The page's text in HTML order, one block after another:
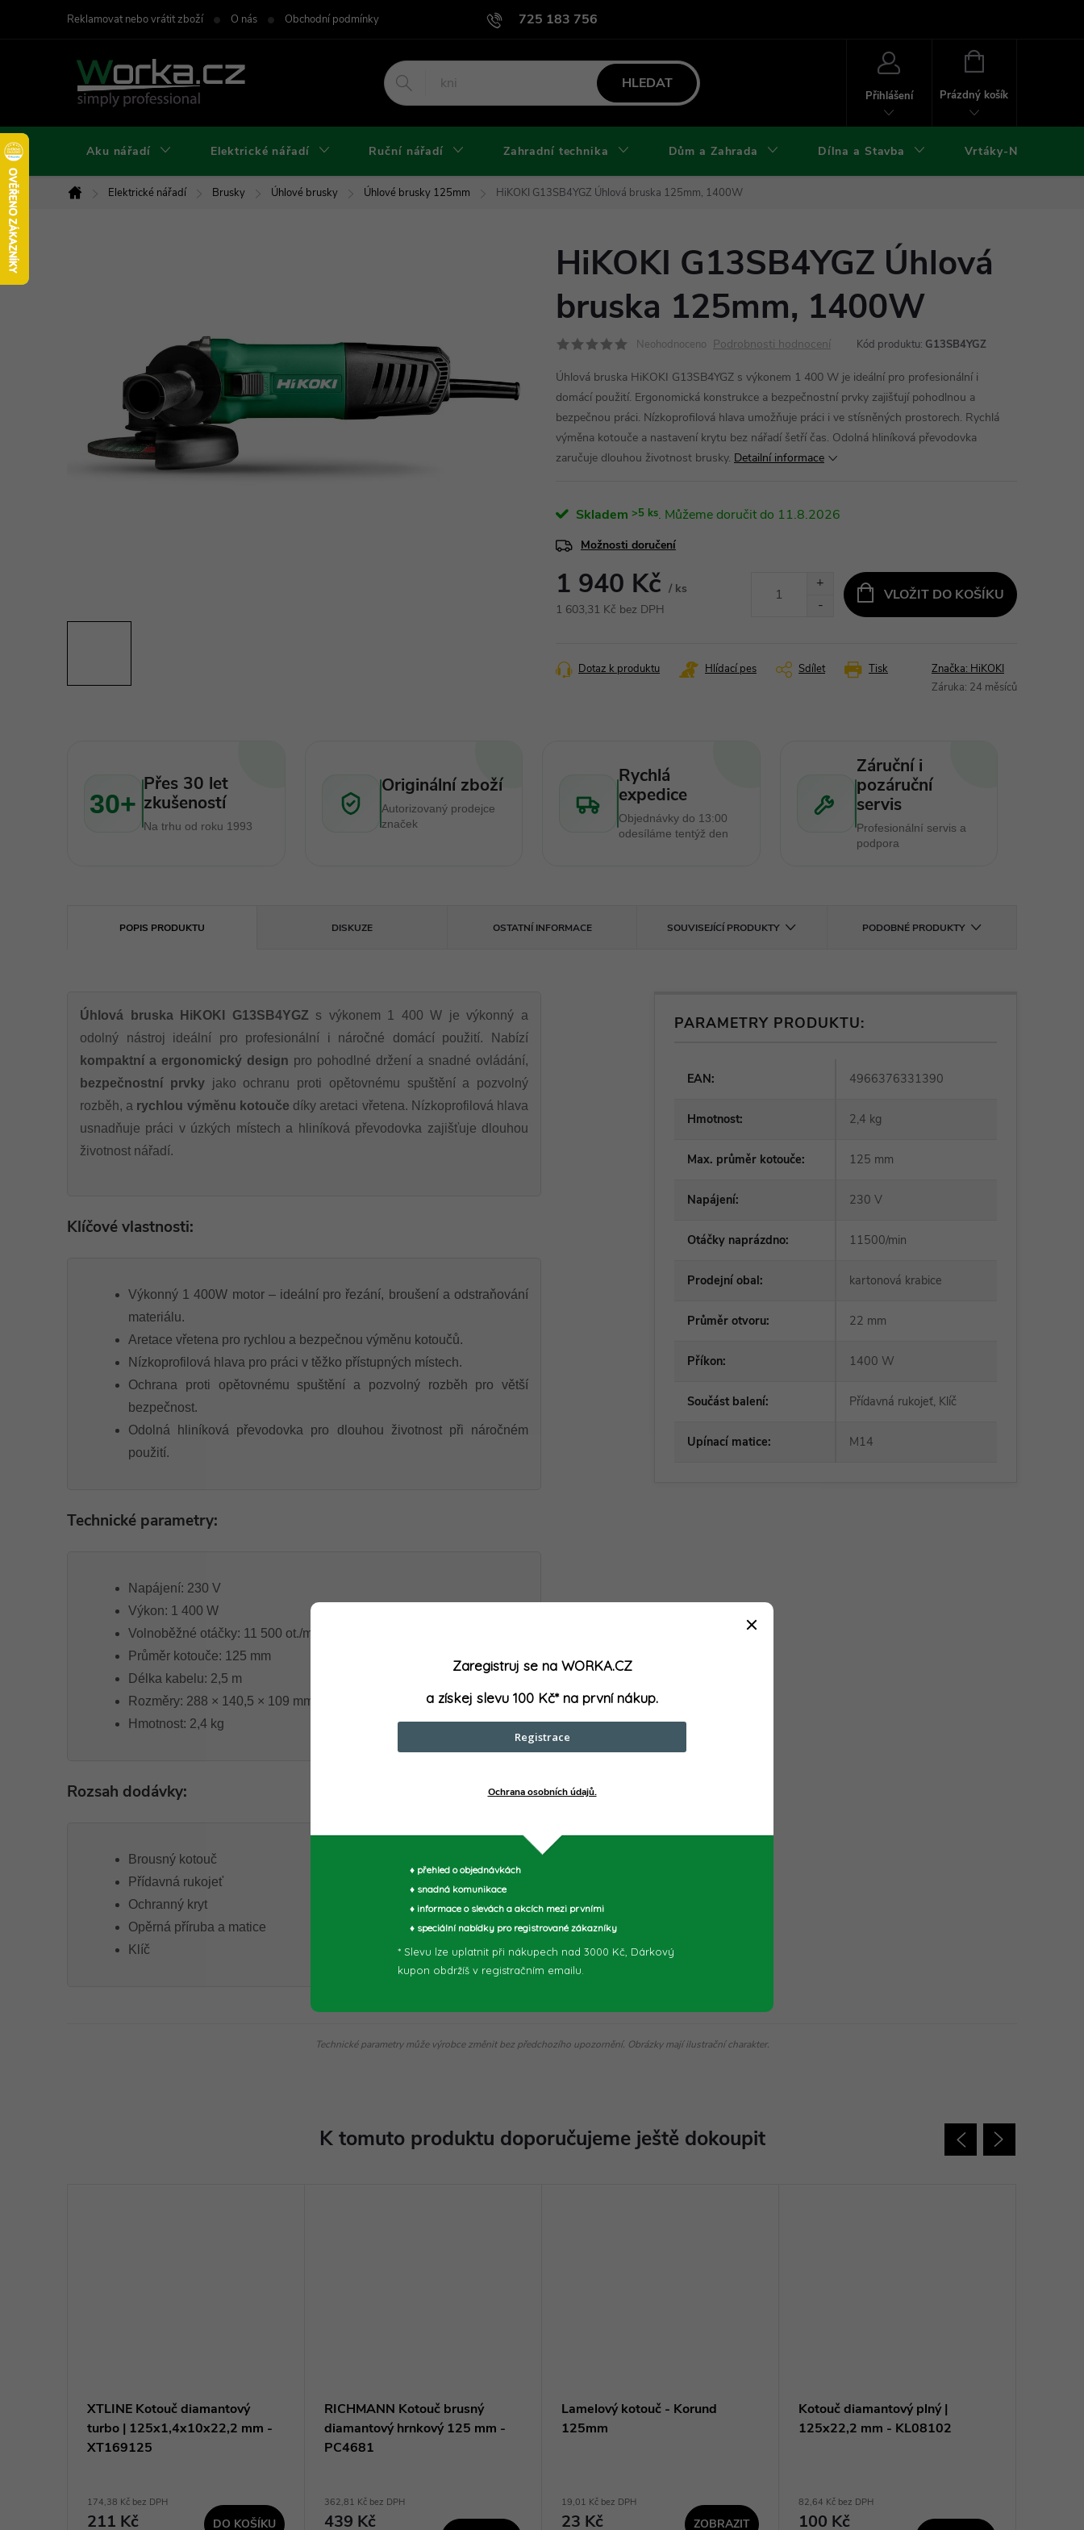
725 183 756
Reklamovat nebo vrátit zboží O nás Obchodní podmínky Podmínky užití webu Podmínky ochrany osobních údajů a cookies
HLEDAT
Přihlášení
NÁKUPNÍ
Prázdný košík
Aku nářadí Elektrické nářadí Ruční nářadí Zahradní technika Dům a Zahrada Dílna a Stavba Vrtáky-Nástroje
Domů
Elektrické nářadí Brusky Úhlové brusky Úhlové brusky 125mm HiKOKI G13SB4YGZ Úhlová bruska 125mm, 1400W
HiKOKI G13SB4YGZ Úhlová
bruska 125mm, 1400W
Neohodnoceno Podrobnosti hodnocení Kód produktu: G13SB4YGZ
Úhlová bruska HiKOKI G13SB4YGZ s výkonem 1 400 W je ideální pro profesionální i
domácí použití. Ergonomická konstrukce a bezpečnostní prvky zajišťují pohodlnou a
bezpečnou práci. Nízkoprofilová hlava umožňuje práci i ve stísněných prostorech. Rychlá
výměna kotouče a nastavení krytu bez nářadí šetří čas. Odolná hliníková převodovka
zaručuje dlouhou životnost brusky. Detailní informace
Skladem >5 ks 11.8.2026
Možnosti doručení
1 940 Kč / ks
1 603,31 Kč bez DPH
VLOŽIT DO KOŠÍKU
Tisk
Dotaz k produktu Hlídací pes Sdílet Značka: HiKOKI
Záruka: 24 měsíců
30+
Přes 30 let
zkušeností
Na trhu od roku 1993
Originální zboží
Autorizovaný prodejce
značek
Rychlá
expedice
Objednávky do 13:00
odesíláme tentýž den
Záruční i
pozáruční
servis
Profesionální servis a
podpora
POPIS PRODUKTU DISKUZE OSTATNÍ INFORMACE SOUVISEJÍCÍ PRODUKTY PODOBNÉ PRODUKTY
Úhlová bruska HiKOKI G13SB4YGZ s výkonem 1 400 W je výkonný a
odolný nástroj ideální pro profesionální i náročné domácí použití. Nabízí
kompaktní a ergonomický design pro pohodlné držení a snadné ovládání,
bezpečnostní prvkyjako ochranu proti opětovnému spuštění a pozvolný
rozběh, a rychlou výměnu kotouče díky aretaci vřetena. Nízkoprofilová hlava
usnadňuje práci v úzkých místech a hliníková převodovka zajišťuje dlouhou
životnost nářadí.
Klíčové vlastnosti:
Výkonný 1 400W motor – ideální pro řezání, broušení a odstraňování
materiálu.
Aretace vřetena pro rychlou a bezpečnou výměnu kotoučů.
Nízkoprofilová hlava pro práci v těžko přístupných místech.
Ochrana proti opětovnému spuštění a pozvolný rozběh pro větší
bezpečnost.
Odolná hliníková převodovka pro dlouhou životnost při náročném
použití.
Technické parametry:
Napájení: 230 V
Výkon: 1 400 W
Volnoběžné otáčky: 11 500 ot./min.
Průměr kotouče: 125 mm
Délka kabelu: 2,5 m
Rozměry: 288 × 140,5 × 109 mm
Hmotnost: 2,4 kg
Rozsah dodávky:
Brousný kotouč
Přídavná rukojeť
Ochranný kryt
Opěrná příruba a matice
Klíč
PARAMETRY PRODUKTU:
EAN: 4966376331390
Hmotnost: 2,4 kg
Max. průměr kotouče: 125 mm
Napájení: 230 V
Otáčky naprázdno: 11500/min
Prodejní obal: kartonová krabice
Průměr otvoru: 22 mm
Příkon: 1400 W
Součást balení: Přídavná rukojeť, Klíč
Upínací matice: M14
Technické parametry může výrobce změnit bez předchozího upozornění. Obrázky mají ilustrační charakter.
K tomuto produktu doporučujeme ještě dokoupit
XTLINE Kotouč diamantový
turbo | 125x1,4x10x22,2 mm -
XT169125
174,38 Kč bez DPH
211 Kč DO KOŠÍKU
RICHMANN Kotouč brusný
diamantový hrnkový 125 mm -
PC4681
362,81 Kč bez DPH
439 Kč
Lamelový kotouč - Korund
125mm
19,01 Kč bez DPH
23 Kč ZOBRAZIT
Kotouč diamantový plný |
125x22,2 mm - KL08102
82,64 Kč bez DPH
100 Kč
Zaregistruj se na WORKA.CZ
a získej slevu 100 Kč* na první nákup.
Registrace
Ochrana osobních údajů.
♦ přehled o objednávkách
♦ snadná komunikace
♦ informace o slevách a akcích mezi prvními
♦ speciální nabídky pro registrované zákazníky
* Slevu lze uplatnit při nákupech nad 3000 Kč, Dárkový
kupon obdržíš v registračním emailu.